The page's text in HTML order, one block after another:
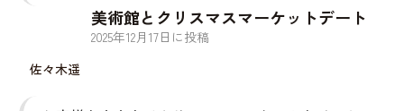
佐々木遥
美術館とクリスマスマーケットデート
2025年12月 17日に投稿